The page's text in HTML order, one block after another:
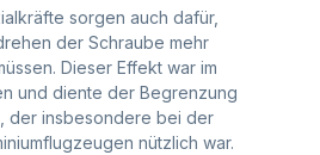
sorgen auch dafür,
der Schraube mehr
Dieser Effekt war im
und diente der Begrenzung
der insbesondere bei der
nützlich war.